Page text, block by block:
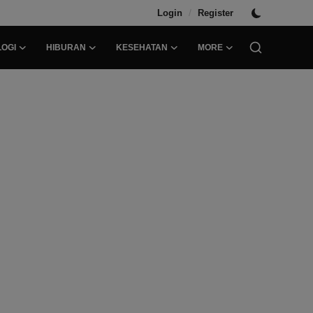
Login / Register
HIBURAN KESEHATAN MORE